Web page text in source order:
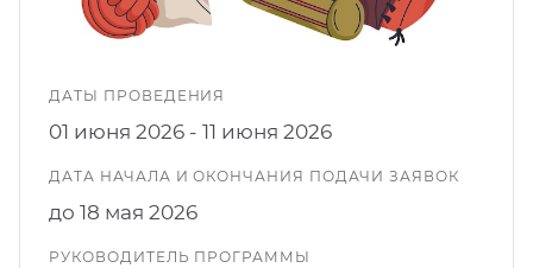
ДАТЫ ПРОВЕДЕНИЯ
01 июня 2026 - 11 июня 2026
ДАТА НАЧАЛА И ОКОНЧАНИЯ ПОДАЧИ ЗАЯВОК
до 18 мая 2026
РУКОВОДИТЕЛЬ ПРОГРАММЫ